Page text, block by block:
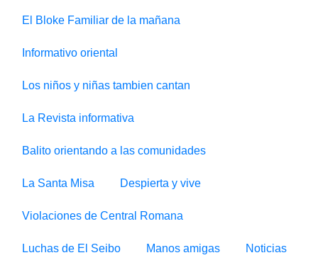
El Bloke Familiar de la mañana
Informativo oriental
Los niños y niñas tambien cantan
La Revista informativa
Balito orientando a las comunidades
La Santa Misa Despierta y vive
Violaciones de Central Romana
Luchas de El Seibo Manos amigas Noticias